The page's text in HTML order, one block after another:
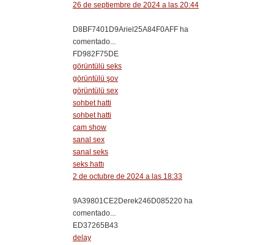
26 de septiembre de 2024 a las 20:44
D8BF7401D9Ariel25A84F0AFF ha
comentado...
FD982F75DE
görüntülü seks
görüntülü şov
görüntülü sex
sohbet hatti
sohbet hatti
cam show
sanal sex
sanal seks
seks hattı
2 de octubre de 2024 a las 18:33
9A39801CE2Derek246D085220 ha
comentado...
ED37265B43
delay